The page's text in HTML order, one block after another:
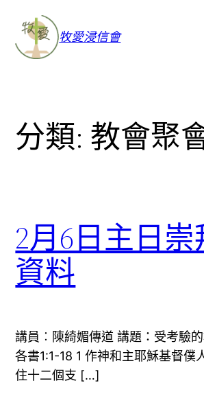
牧愛浸信會
分類: 教會聚
2月6日主日
資料
講員︰陳綺媚傳道 講題：受考驗
各書1:1-18 1 作神和主耶穌基督僕
住十二個支 […]